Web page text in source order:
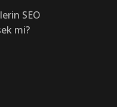
SEO
mi?